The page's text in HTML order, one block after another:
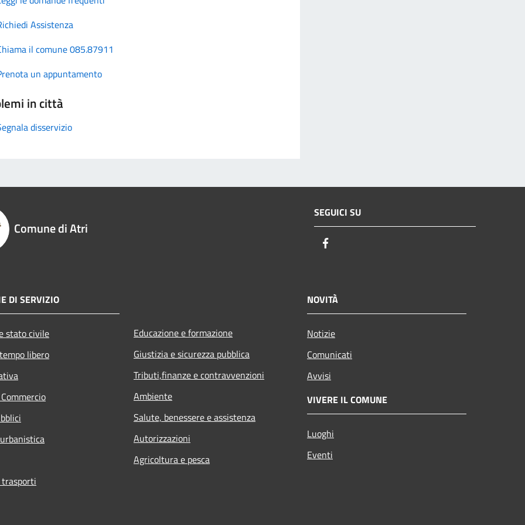
Assistenza
il comune 085.87911
un appuntamento
in città
disservizio
Comune di Atri
SEGUICI SU
DI SERVIZIO
stato civile
libero
Educazione e formazione
Giustizia e sicurezza pubblica
Tributi,finanze e contravvenzioni
Ambiente
Salute, benessere e assistenza
Autorizzazioni
Agricoltura e pesca
NOVITÀ
Notizie
Comunicati
Avvisi
VIVERE IL COMUNE
Luoghi
Eventi